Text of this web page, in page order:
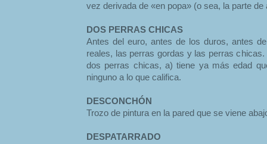
vez derivada de «en popa» (o sea, la parte de
DOS PERRAS CHICAS
Antes del euro, antes de los duros, antes
reales, las perras gordas y las perras
dos perras chicas, a) tiene ya más edad
ninguno a lo que califica.
DESCONCHÓN
Trozo de pintura en la pared que se viene
DESPATARRADO